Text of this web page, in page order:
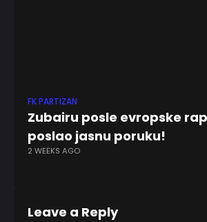
FK PARTIZAN
Zubairu posle evropske
poslao jasnu poruku!
2 WEEKS AGO
Leave a Reply